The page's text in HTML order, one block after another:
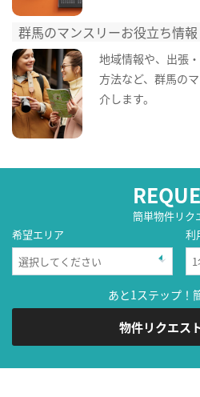
群馬のマンスリーお役立ち情報
地域情報や、出張
方法など、群馬の
介します。
簡単物件リク
希望エリア
利
あと1ステップ！
物件リクエス